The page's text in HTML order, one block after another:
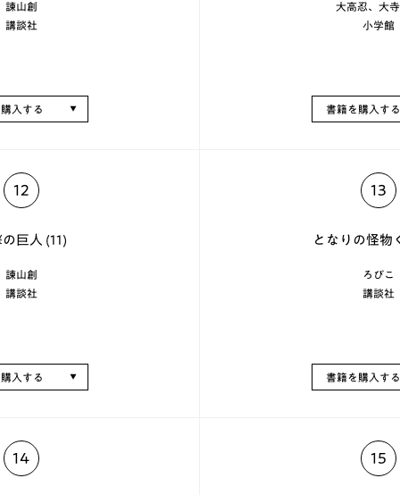
諫山創
講談社
入する
大高忍、大
小学館
書籍を購入する
12
巨人 (11)
諫山創
講談社
入する
13
となりの怪物
ろびこ
講談社
書籍を購入する
14 15